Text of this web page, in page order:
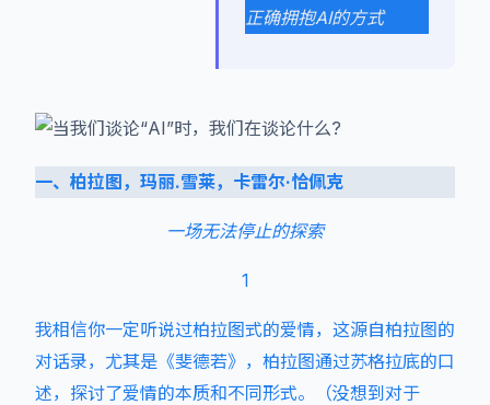
正确拥抱AI的方式
一、柏拉图，玛丽.雪莱，卡雷尔·恰佩克
一场无法停止的探索
1
我相信你一定听说过柏拉图式的爱情，这源自柏拉图的
对话录，尤其是《斐德若》，柏拉图通过苏格拉底的口
述，探讨了爱情的本质和不同形式。（没想到对于